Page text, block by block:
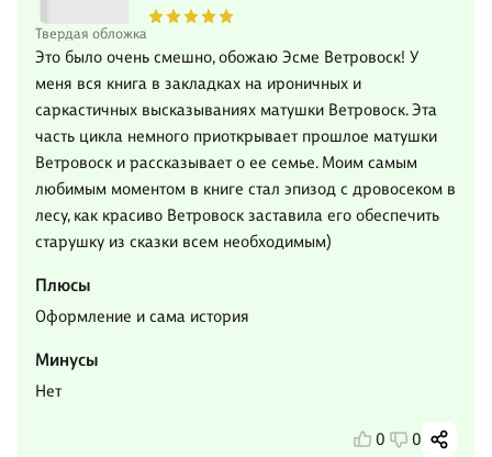
Твердая обложка
Это было очень смешно, обожаю Эсме Ветровоск! У
меня вся книга в закладках на ироничных и
саркастичных высказываниях матушки Ветровоск. Эта
часть цикла немного приоткрывает прошлое матушки
Ветровоск и рассказывает о ее семье. Моим самым
любимым моментом в книге стал эпизод с дровосеком в
лесу, как красиво Ветровоск заставила его обеспечить
старушку из сказки всем необходимым)
Плюсы
Оформление и сама история
Минусы
Нет
0 0